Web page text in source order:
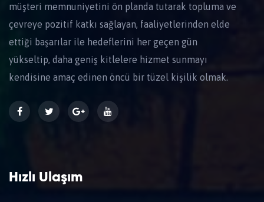
müşteri memnuniyetini ön planda tutarak topluma ve
çevreye pozitif katkı sağlayan, faaliyetlerinden elde
ettiği başarılar ile hedeflerini her geçen gün
yükseltip, daha geniş kitlelere hizmet sunmayı
kendisine amaç edinen öncü bir tüzel kişilik olmak.
Hızlı Ulaşım